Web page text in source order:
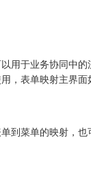
用于业务协同中
，表单映射主界面
到菜单的映射，